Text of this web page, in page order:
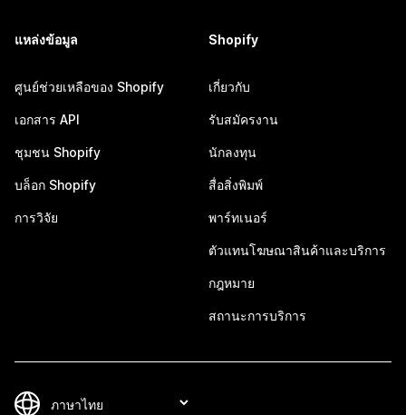
แหล่งข้อมูล
ศูนย์ช่วยเหลือของ Shopify
เอกสาร API
ชุมชน Shopify
บล็อก Shopify
การวิจัย
Shopify
เกี่ยวกับ
รับสมัครงาน
นักลงทุน
สื่อสิ่งพิมพ์
พาร์ทเนอร์
ตัวแทนโฆษณาสินค้าและบริการ
กฎหมาย
สถานะการบริการ